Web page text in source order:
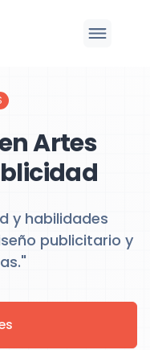
Artes
y habilidades
publicitario y